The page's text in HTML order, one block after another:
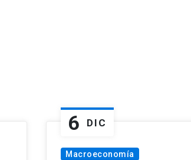
6 DIC
Macroeconomía